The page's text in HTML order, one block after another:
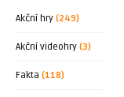
Akční hry (249)
Akční videohry (3)
Fakta (118)